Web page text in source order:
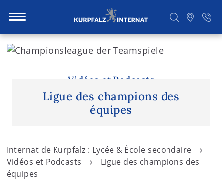
S
RechercherVidéos et Podcasts
Ligue des champions des
équipes
Internat de Kurpfalz : Lycée & École secondaire
Vidéos et Podcasts
Ligue des champions des
équipes